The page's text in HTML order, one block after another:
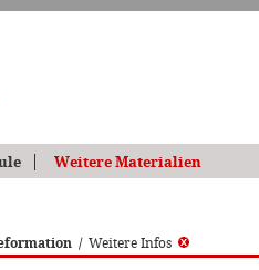
Weitere Materialien
/ Weitere Infos